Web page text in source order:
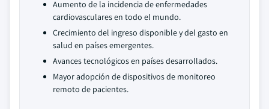
Aumento de la incidencia de enfermedades
cardiovasculares en todo el mundo.
Crecimiento del ingreso disponible y del gasto en
salud en países emergentes.
Avances tecnológicos en países desarrollados.
Mayor adopción de dispositivos de monitoreo
remoto de pacientes.